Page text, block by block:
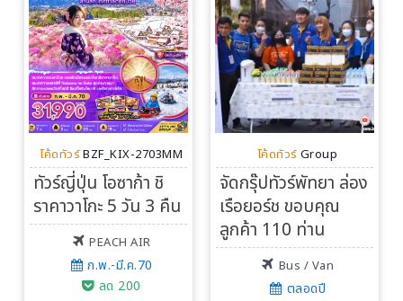
โค้ดทัวร์ BZF_KIX-2703MM
ทัวร์ญี่ปุ่น โอซาก้า ชิ
ราคาวาโกะ 5 วัน 3 คืน
PEACH AIR
ก.พ.-มี.ค.70
ลด 200
โค้ดทัวร์ Group
จัดกรุ๊ปทัวร์พัทยา ล่อง
เรือยอร์ช ขอบคุณ
ลูกค้า 110 ท่าน
Bus / Van
ตลอดปี